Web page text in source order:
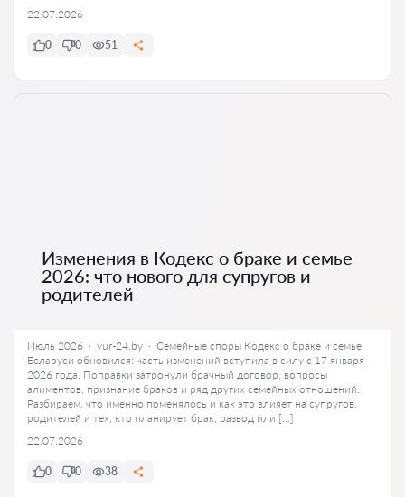
22.07.2026
0 0 51
Изменения в Кодекс о браке и семье
2026: что нового для супругов и
родителей
Июль 2026 · yur-24.by · Семейные споры Кодекс о браке и семье
Беларуси обновился: часть изменений вступила в силу с 17 января
2026 года. Поправки затронули брачный договор, вопросы
алиментов, признание браков и ряд других семейных отношений.
Разбираем, что именно поменялось и как это влияет на супругов,
родителей и тех, кто планирует брак, развод или […]
22.07.2026
0 0 38